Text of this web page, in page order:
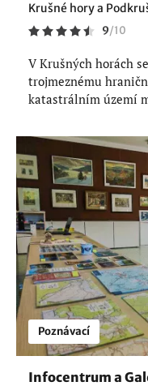
Krušné hory a
9/10
V Krušných horách
trojmeznému
katastrálním území
Poznávací
Infocentrum a